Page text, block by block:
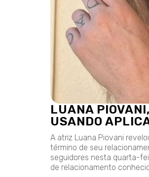
LUANA
USANDO
A atriz Luana Piovani
término de seu
seguidores nesta quarta-
de relacionamento